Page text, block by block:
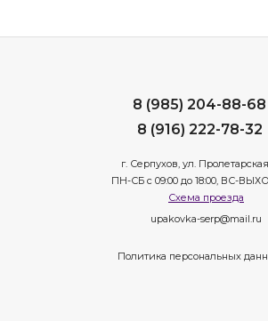
8 (985) 204-88-68
8 (916) 222-78-32
г. Серпухов, ул.
ПН-СБ с 09:00 до 18:00, ВС-
Схема проезда
upakovka-serp@mail.ru
Политика персональных